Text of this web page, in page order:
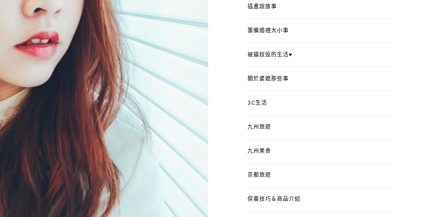
插畫說故事
籌備婚禮大小事
被貓奴役的生活♥
關於婆媳那些事
3C生活
九州旅遊
九州美食
京都旅遊
保養技巧＆商品介紹